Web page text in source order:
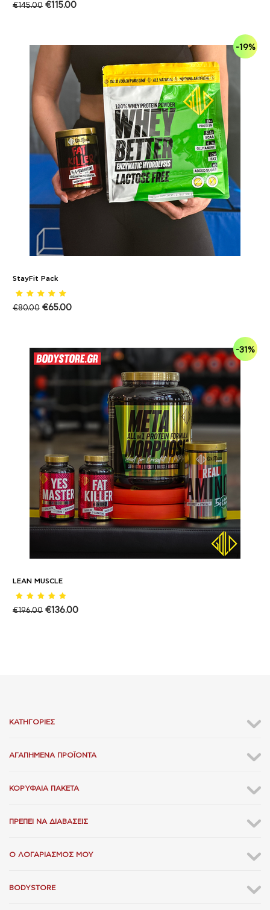
€145.00 €115.00
-19%
StayFit Pack
€80.00 €65.00
-31%
LEAN MUSCLE
€196.00 €136.00
ΚΑΤΗΓΟΡΊΕΣ
ΑΓΑΠΗΜΈΝΑ ΠΡΟΪΌΝΤΑ
ΚΟΡΥΦΑΊΑ ΠΑΚΈΤΑ
ΠΡΈΠΕΙ ΝΑ ΔΙΑΒΆΣΕΙΣ
Ο ΛΟΓΑΡΙΑΣΜΌΣ ΜΟΥ
BODYSTORE